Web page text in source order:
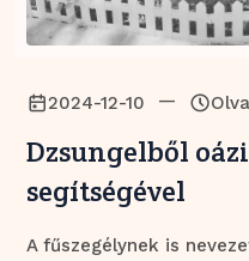
2024-12-10 —
Dzsungelből
segítségével
A fűszegélynek is